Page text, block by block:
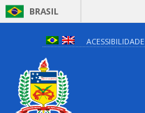
BRASIL
ACESSIBILIDADE